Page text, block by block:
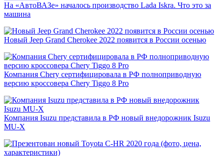
На «АвтоВАЗе» началось производство Lada Iskra. Что это за
машина
Новый Jeep Grand Cherokee 2022 появится в России осенью
Компания Chery сертифицировала в РФ полноприводную
версию кроссовера Chery Tiggo 8 Pro
Компания Isuzu представила в РФ новый внедорожник Isuzu
MU-X